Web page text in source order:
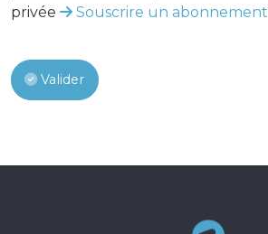
privée
Souscrire un abonnement
Valider